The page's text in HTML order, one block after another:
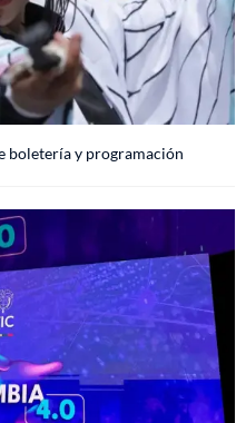
boletería y programación